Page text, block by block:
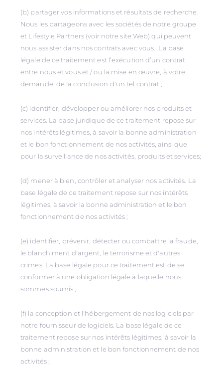
(b) partager vos informations et résultats de recherche.
Nous les partageons avec les sociétés de notre groupe
et Lifestyle Partners (voir notre site Web) qui peuvent
nous assister dans nos contrats avec vous. La base
légale de ce traitement est l’exécution d’un contrat
entre nous et vous et / ou la mise en œuvre, à votre
demande, de la conclusion d'un tel contrat ;
(c) identifier, développer ou améliorer nos produits et
services. La base juridique de ce traitement repose sur
nos intérêts légitimes, à savoir la bonne administration
et le bon fonctionnement de nos activités, ainsi que
pour la surveillance de nos activités, produits et services;
(d) mener à bien, contrôler et analyser nos activités. La
base légale de ce traitement repose sur nos intérêts
légitimes, à savoir la bonne administration et le bon
fonctionnement de nos activités ;
(e) identifier, prévenir, détecter ou combattre la fraude,
le blanchiment d'argent, le terrorisme et d'autres
crimes. La base légale pour ce traitement est de se
conformer à une obligation légale à laquelle nous
sommes soumis ;
(f) la conception et l'hébergement de nos logiciels par
notre fournisseur de logiciels. La base légale de ce
traitement repose sur nos intérêts légitimes, à savoir la
bonne administration et le bon fonctionnement de nos
activités ;